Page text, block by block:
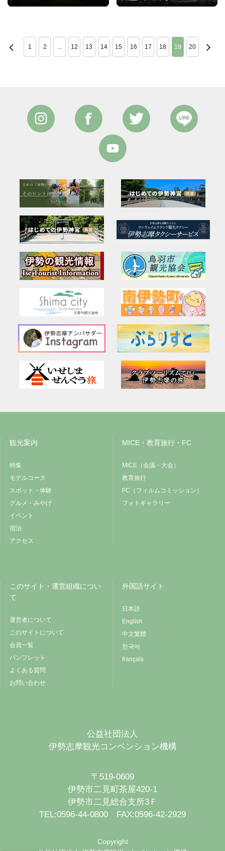
1 2 ... 12 13 14 15 16 17 18 19 20
観光案内
特集
モデルコース
スポット・体験
グルメ・みやげ
イベント
宿泊
アクセス
MICE・教育旅行・FC
MICE（会議・大会）
教育旅行
FC（フィルムコミッション）
フォトギャラリー
このサイト・運営組織につい
て
運営者について
このサイトについて
会員一覧
パンフレット
よくある質問
お問い合わせ
外国語サイト
日本語
English
中文繁體
한국어
français
公益社団法人
伊勢志摩観光コンベンション機構
〒519-0609
伊勢市二見町茶屋420-1
伊勢市二見総合支所3Ｆ
TEL:0596-44-0800 FAX:0596-42-2929
Copyright